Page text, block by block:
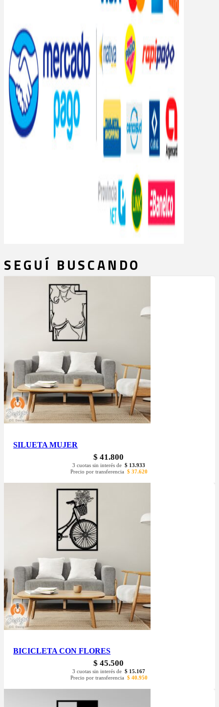
SEGUÍ BUSCANDO
SILUETA MUJER
$ 41.800
3 cuotas sin interés de $ 13.933
Precio por transferencia $ 37.620
BICICLETA CON FLORES
$ 45.500
3 cuotas sin interés de $ 15.167
Precio por transferencia $ 40.950